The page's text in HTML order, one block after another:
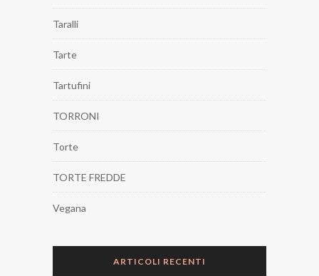
Taralli
Tarte
Tartufini
TORRONI
Torte
TORTE FREDDE
Vegana
ARTICOLI RECENTI